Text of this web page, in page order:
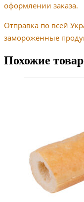
оформлении заказа.
Отправка по всей
замороженные
Похожие